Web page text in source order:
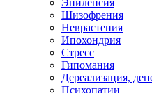
Эпилепсия
Шизофрения
Неврастения
Ипохондрия
Стресс
Гипомания
Дереализация,
Психопатии